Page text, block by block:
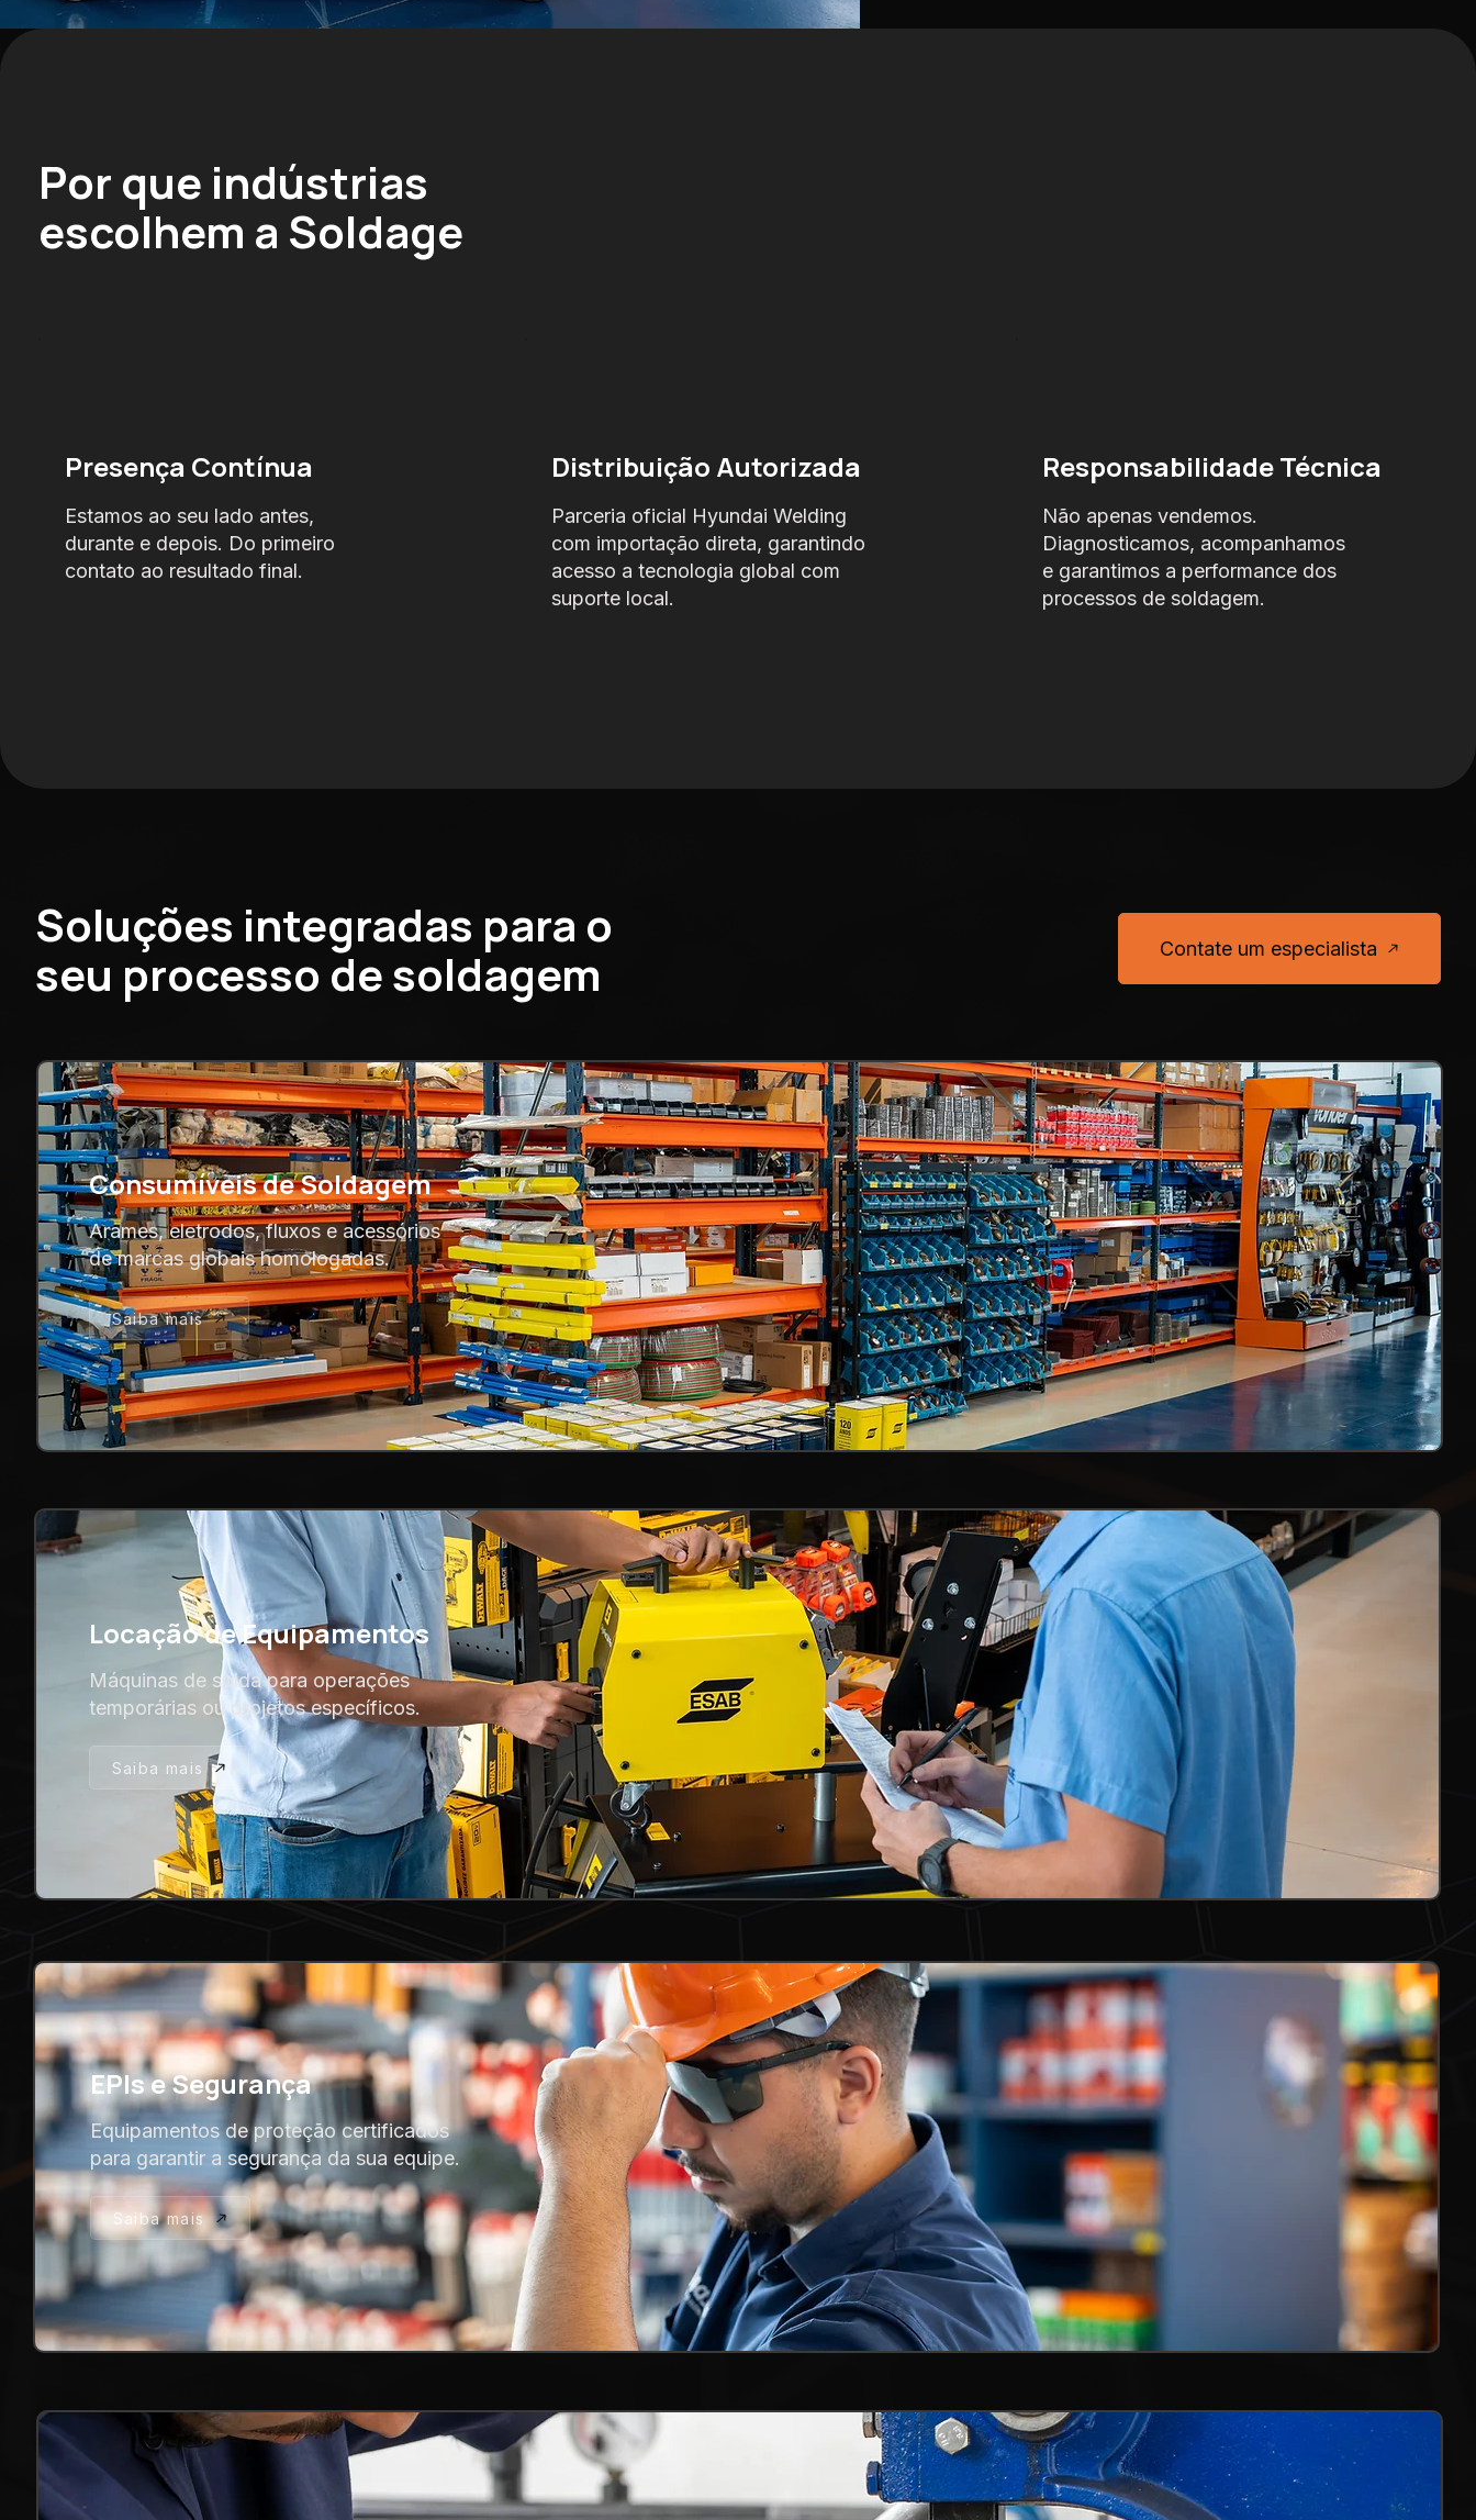
Por que indústrias
escolhem a Soldage
Presença Contínua
Estamos ao seu lado antes,
durante e depois. Do primeiro
contato ao resultado final.
Distribuição Autorizada
Parceria oficial Hyundai Welding
com importação direta, garantindo
acesso a tecnologia global com
suporte local.
Responsabilidade Técnica
Não apenas vendemos.
Diagnosticamos, acompanhamos
e garantimos a performance dos
processos de soldagem.
Soluções integradas para o
seu processo de soldagem
Contate um especialista
Consumíveis de Soldagem
Arames, eletrodos, fluxos e acessórios
de marcas globais homologadas.
Saiba mais
Locação de Equipamentos
Máquinas de solda para operações
temporárias ou projetos específicos.
Saiba mais
EPIs e Segurança
Equipamentos de proteção certificados
para garantir a segurança da sua equipe.
Saiba mais